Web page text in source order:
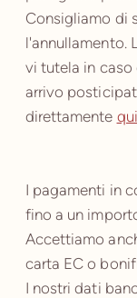
Consigliamo di
l'annullamento.
vi tutela in
arrivo
direttamente qui
I pagamenti in
fino a un
Accettiamo
carta EC o
I nostri dati